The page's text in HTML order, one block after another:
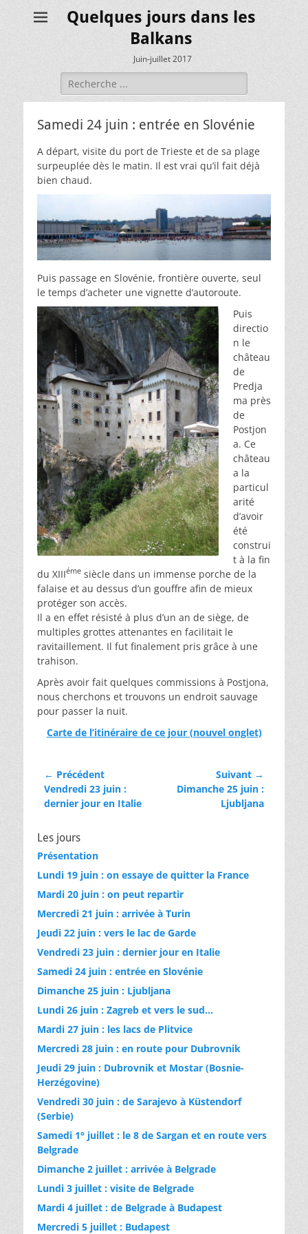
Quelques jours dans les
Balkans
Juin-juillet 2017
Rechercher :
Samedi 24 juin : entrée en Slovénie
A départ, visite du port de Trieste et de sa plage
surpeuplée dès le matin. Il est vrai qu’il fait déjà
bien chaud.
Puis passage en Slovénie, frontière ouverte, seul
le temps d’acheter une vignette d’autoroute.
Puis
directio
n le
château
de
Predja
ma près
de
Postjon
a. Ce
château
a la
particul
arité
d’avoir
été
construi
t à la fin
du XIIIéme siècle dans un immense porche de la
falaise et au dessus d’un gouffre afin de mieux
protéger son accès.
Il a en effet résisté à plus d’un an de siège, de
multiples grottes attenantes en facilitait le
ravitaillement. Il fut finalement pris grâce à une
trahison.
Après avoir fait quelques commissions à Postjona,
nous cherchons et trouvons un endroit sauvage
pour passer la nuit.
Carte de l’itinéraire de ce jour (nouvel onglet)
Navigation
de
l’article
← Précédent
Article
précédent :
Vendredi 23 juin :
dernier jour en Italie
Suivant →
ArticleDimanche 25 juin :
Ljubljana
Les jours
Présentation
Lundi 19 juin : on essaye de quitter la France
Mardi 20 juin : on peut repartir
Mercredi 21 juin : arrivée à Turin
Jeudi 22 juin : vers le lac de Garde
Vendredi 23 juin : dernier jour en Italie
Samedi 24 juin : entrée en Slovénie
Dimanche 25 juin : Ljubljana
Lundi 26 juin : Zagreb et vers le sud…
Mardi 27 juin : les lacs de Plitvice
Mercredi 28 juin : en route pour Dubrovnik
Jeudi 29 juin : Dubrovnik et Mostar (Bosnie-
Herzégovine)
Vendredi 30 juin : de Sarajevo à Küstendorf
(Serbie)
Samedi 1° juillet : le 8 de Sargan et en route vers
Belgrade
Dimanche 2 juillet : arrivée à Belgrade
Lundi 3 juillet : visite de Belgrade
Mardi 4 juillet : de Belgrade à Budapest
Mercredi 5 juillet : Budapest